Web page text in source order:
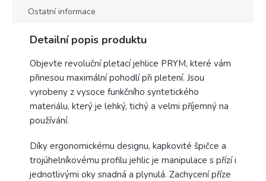
Ostatní informace
Detailní popis produktu
Objevte revoluční pletací jehlice PRYM, které vám
přinesou maximální pohodlí při pletení. Jsou
vyrobeny z vysoce funkčního syntetického
materiálu, který je lehký, tichý a velmi příjemný na
používání.
Díky ergonomickému designu, kapkovité špičce a
trojúhelníkovému profilu jehlic je manipulace s přízí i
jednotlivými oky snadná a plynulá. Zachycení příze